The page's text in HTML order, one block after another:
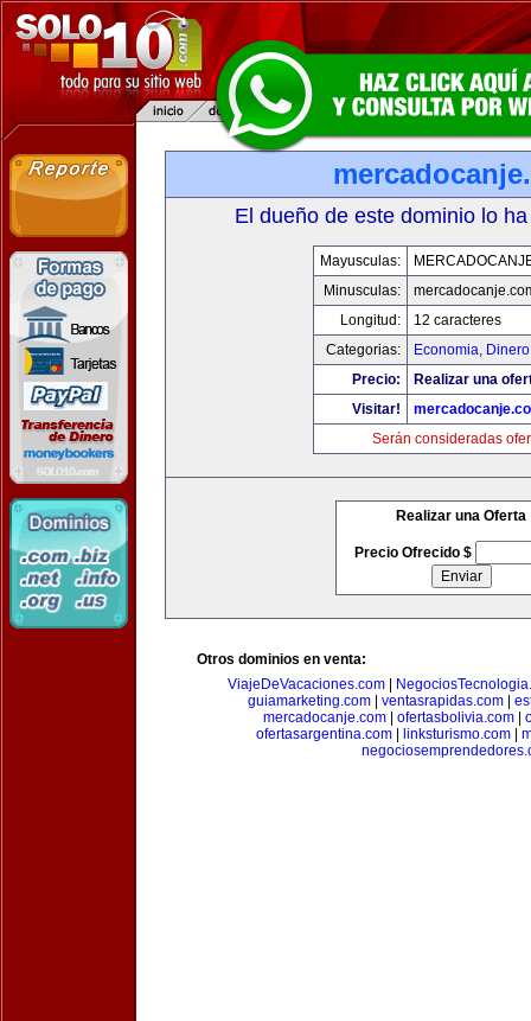
El dueño de este dominio lo
Mayusculas:
Minusculas:
Longitud:
12 caracteres
Categorias:
Economia,
Precio:
Realizar una
Visitar!
Serán consideradas
Realizar una Oferta
Precio Ofrecido $
Otros dominios en venta:
ViajeDeVacaciones.com
guiamarketing.com| ventasrapidas.com|
mercadocanje.com
ofertasbolivia.com
ofertasargentina.com| linksturismo.com|